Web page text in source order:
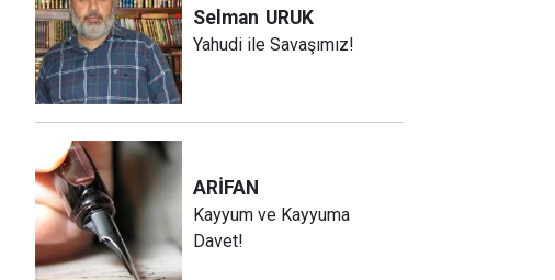
Selman URUK
Yahudi ile Savaşımız!
ARİFAN
Kayyum ve Kayyuma
Davet!